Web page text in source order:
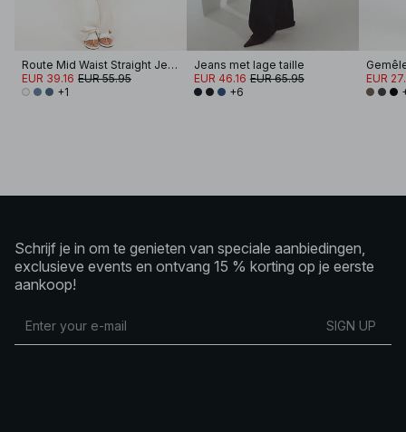
Route Mid Waist Straight Jeans
EUR 39.16 EUR 55.95
+1
Jeans met lage taille
EUR 46.16 EUR 65.95
+6
EUR
Schrijf je in om te genieten van speciale aanbiedingen,
exclusieve events en ontvang 15 % korting op je eerste
aankoop!
SIGN UP